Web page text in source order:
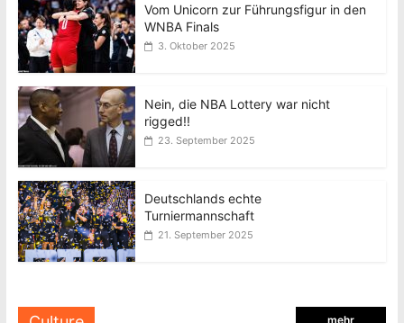
Vom Unicorn zur Führungsfigur in den
WNBA Finals
3. Oktober 2025
Nein, die NBA Lottery war nicht
rigged!!
23. September 2025
Deutschlands echte
Turniermannschaft
21. September 2025
mehr